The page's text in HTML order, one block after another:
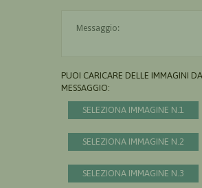
PUOI CARICARE DELLE IMMAGINI DA
MESSAGGIO:
SELEZIONA IMMAGINE N.1
SELEZIONA IMMAGINE N.2
SELEZIONA IMMAGINE N.3